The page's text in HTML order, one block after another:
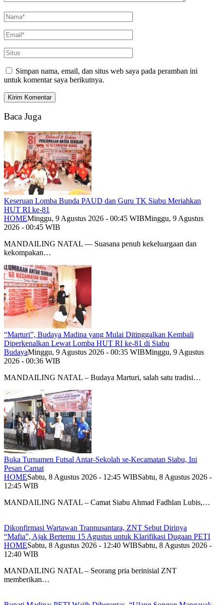
Simpan nama, email, dan situs web saya pada peramban ini
untuk komentar saya berikutnya.
Baca Juga
Keseruan Lomba Bunda PAUD dan Guru TK Siabu Meriahkan
HUT RI ke-81
HOMEMinggu, 9 Agustus 2026 - 00:45 WIBMinggu, 9 Agustus
2026 - 00:45 WIB
MANDAILING NATAL — Suasana penuh kekeluargaan dan
kekompakan…
“Marturi”, Budaya Madina yang Mulai Ditinggalkan Kembali
Diperkenalkan Lewat Lomba HUT RI ke-81 di Siabu
BudayaMinggu, 9 Agustus 2026 - 00:35 WIBMinggu, 9 Agustus
2026 - 00:36 WIB
MANDAILING NATAL – Budaya Marturi, salah satu tradisi…
Buka Turnamen Futsal Antar-Sekolah se-Kecamatan Siabu, Ini
Pesan Camat
HOMESabtu, 8 Agustus 2026 - 12:45 WIBSabtu, 8 Agustus 2026 -
12:45 WIB
MANDAILING NATAL – Camat Siabu Ahmad Fadhlan Lubis,…
Dikonfirmasi Wartawan Trannusantara, ZNT Sebut Dirinya
“Mafia”, Ajak Bertemu 15 Agustus untuk Klarifikasi Dugaan PETI
HOMESabtu, 8 Agustus 2026 - 12:40 WIBSabtu, 8 Agustus 2026 -
12:40 WIB
MANDAILING NATAL – Seorang pria berinisial ZNT
memberikan…